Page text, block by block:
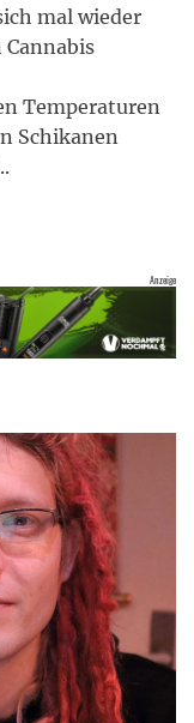
mal wieder
Temperaturen
Schikanen